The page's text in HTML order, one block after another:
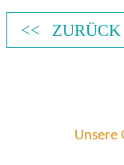
<< ZURÜCK
Unsere